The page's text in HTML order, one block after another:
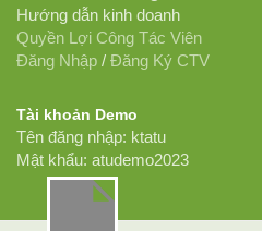
Hướng dẫn kinh doanh
Quyền Lợi Công Tác Viên
Đăng Nhập / Đăng Ký CTV
Tài khoản Demo
Tên đăng nhập: ktatu
Mật khẩu: atudemo2023